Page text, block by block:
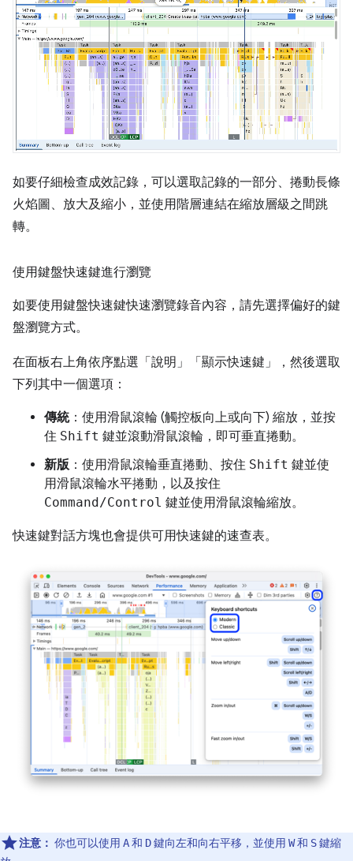
如要仔細檢查成效記錄，可以選取記錄的一部分、捲動長條
火焰圖、放大及縮小，並使用階層連結在縮放層級之間跳
轉。
使用鍵盤快速鍵進行瀏覽
如要使用鍵盤快速鍵快速瀏覽錄音內容，請先選擇偏好的鍵
盤瀏覽方式。
在面板右上角依序點選「說明」
「顯示快速鍵」，然後選取
下列其中一個選項：
傳統：使用滑鼠滾輪 (觸控板向上或向下) 縮放，並按
住 Shift 鍵並滾動滑鼠滾輪，即可垂直捲動。
新版：使用滑鼠滾輪垂直捲動、按住 Shift 鍵並使
用滑鼠滾輪水平捲動，以及按住
Command/Control 鍵並使用滑鼠滾輪縮放。
快速鍵對話方塊也會提供可用快速鍵的速查表。
注意： 你也可以使用 A和 D鍵向左和向右平移，並使用 W和 S鍵縮